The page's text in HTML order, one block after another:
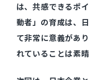
は、共感できるポ
動者」の育成は、
て非常に意義があ
れていることは素